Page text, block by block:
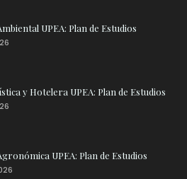
UPEA: Plan de Estudios
y Hotelera UPEA: Plan de Estudios
UPEA: Plan de Estudios